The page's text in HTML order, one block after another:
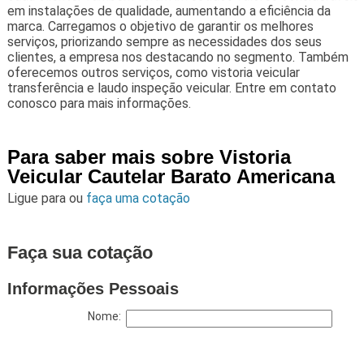
em instalações de qualidade, aumentando a eficiência da
marca. Carregamos o objetivo de garantir os melhores
serviços, priorizando sempre as necessidades dos seus
clientes, a empresa nos destacando no segmento. Também
oferecemos outros serviços, como vistoria veicular
transferência e laudo inspeção veicular. Entre em contato
conosco para mais informações.
Para saber mais sobre Vistoria
Veicular Cautelar Barato Americana
Ligue para ou faça uma cotação
Faça sua cotação
Informações Pessoais
Nome: